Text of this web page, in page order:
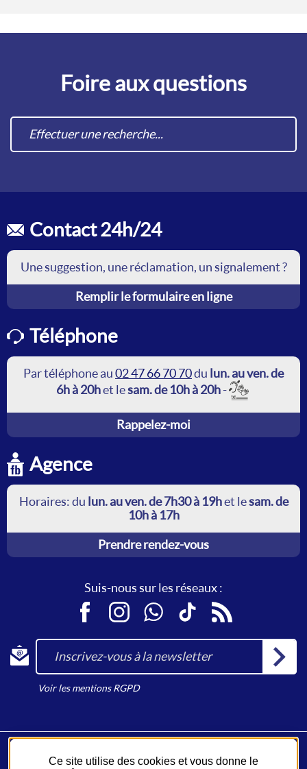
Foire aux questions
Contact 24h/24
Une suggestion, une réclamation, un signalement ?
Remplir le formulaire en ligne
Téléphone
Par téléphone au02 47 66 70 70du lun. au ven. de
6h à 20het lesam. de 10h à 20h-
Rappelez-moi
Agence
Horaires: du lun. au ven. de 7h30 à 19het lesam. de
10h à 17h
Prendre rendez-vous
Suis-nous sur les réseaux :
FacebookInstagramWhatsAppTikTokRSS
Inscrivez-vous à la newsletter
Voir les mentions RGPD
Fil Bleu, un service duSyndicat des Mobilités de Touraine
Ce site utilise des cookies et vous donne le